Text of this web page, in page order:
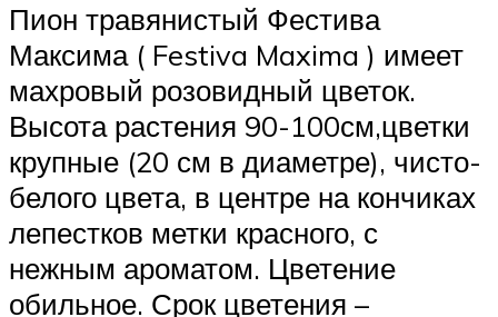
Пион травянистый Фестива
Максима ( Festiva Maxima ) имеет
махровый розовидный цветок.
Высота растения 90-100см,цветки
крупные (20 см в диаметре), чисто-
белого цвета, в центре на кончиках
лепестков метки красного, с
нежным ароматом. Цветение
обильное. Срок цветения –